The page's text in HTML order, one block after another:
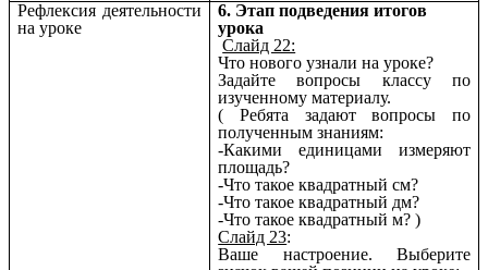
Рефлексия деятельности
на уроке
6. Этап подведения итогов
урока
Слайд 22:
Что нового узнали на уроке?
Задайте вопросы классу по
изученному материалу.
( Ребята задают вопросы по
полученным знаниям:
-Какими единицами измеряют
площадь?
-Что такое квадратный см?
-Что такое квадратный дм?
-Что такое квадратный м? )
Слайд 23:
Ваше настроение. Выберите